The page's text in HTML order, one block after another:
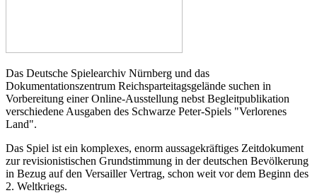
Das Deutsche Spielearchiv Nürnberg und das
Dokumentationszentrum Reichsparteitagsgelände suchen in
Vorbereitung einer Online-Ausstellung nebst Begleitpublikation
verschiedene Ausgaben des Schwarze Peter-Spiels "Verlorenes
Land".
Das Spiel ist ein komplexes, enorm aussagekräftiges Zeitdokument
zur revisionistischen Grundstimmung in der deutschen Bevölkerung
in Bezug auf den Versailler Vertrag, schon weit vor dem Beginn des
2. Weltkriegs.